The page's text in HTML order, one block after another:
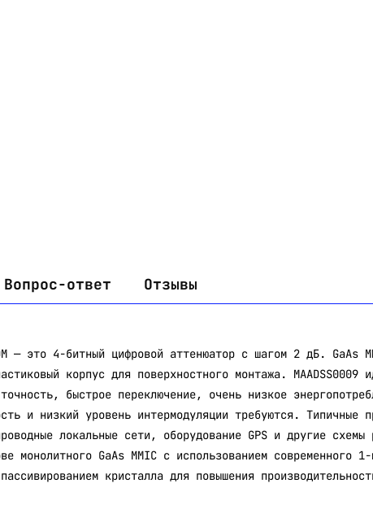
Вопрос-ответ Отзывы
— это 4-битный цифровой аттенюатор с шагом 2 дБ. GaAs
корпус для поверхностного монтажа.
быстрое переключение, очень низкое
и низкий уровень интермодуляции требуются. Типичные
локальные сети, оборудование GPS и другие схемы
монолитного GaAs MMIC с использованием современного
кристалла для повышения